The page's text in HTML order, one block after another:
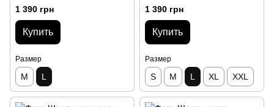
1 390 грн
Купить
Размер
M L
1 390 грн
Купить
Размер
S M L XL XXL